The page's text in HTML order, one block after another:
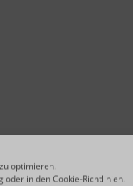
optimieren.
oder in denCookie-Richtlinien.